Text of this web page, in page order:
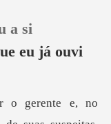
0
a si
eu já ouvi